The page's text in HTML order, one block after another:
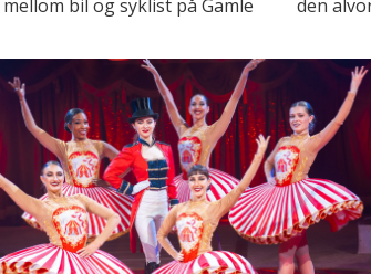
bil og syklist på Gamle
den